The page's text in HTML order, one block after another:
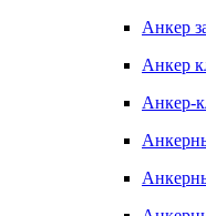
Анкер
Анкер
Анкер-